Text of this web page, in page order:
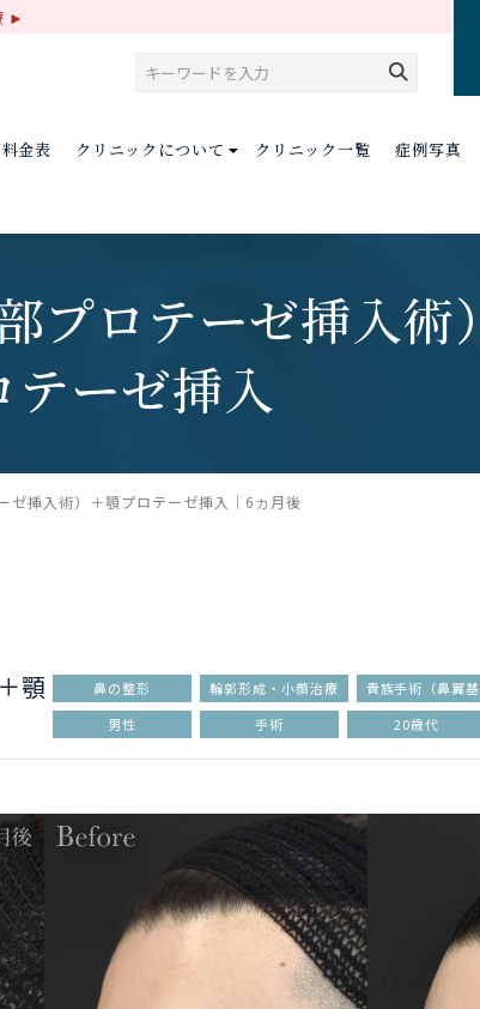
料金表 クリニックについて クリニック一覧 症例写真
プロテーゼ挿入術）
テーゼ挿入
ゼ挿入術）＋顎プロテーゼ挿入｜6ヵ月後
顎
鼻の整形 輪郭形成・小顔治療 貴族手術（鼻翼基
男性
手術 20歳代